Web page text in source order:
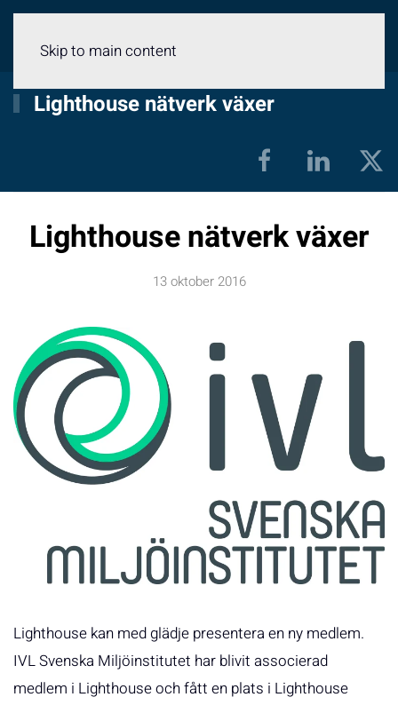
Skip to main content
Lighthouse nätverk växer
Lighthouse nätverk växer
13 oktober 2016
Lighthouse kan med glädje presentera en ny medlem.
IVL Svenska Miljöinstitutet har blivit associerad
medlem i Lighthouse och fått en plats i Lighthouse